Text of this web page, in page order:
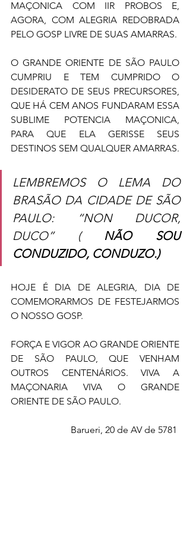
MAÇONICA COM IIR PROBOS E,
AGORA, COM ALEGRIA REDOBRADA
PELO GOSP LIVRE DE SUAS AMARRAS.
O GRANDE ORIENTE DE SÃO PAULO
CUMPRIU E TEM CUMPRIDO O
DESIDERATO DE SEUS PRECURSORES,
QUE HÁ CEM ANOS FUNDARAM ESSA
SUBLIME POTENCIA MAÇONICA,
PARA QUE ELA GERISSE SEUS
LEMBREMOS O LEMA DO
BRASÃO DA CIDADE DE SÃO
PAULO: “NON DUCOR,
DUCO” ( NÃO SOU
CONDUZIDO, CONDUZO.)
HOJE É DIA DE ALEGRIA, DIA DE
COMEMORARMOS DE FESTEJARMOS
O NOSSO GOSP.
FORÇA E VIGOR AO GRANDE ORIENTE
DE SÃO PAULO, QUE VENHAM
OUTROS CENTENÁRIOS. VIVA A
MAÇONARIA VIVA O GRANDE
ORIENTE DE SÃO PAULO.
Barueri, 20 de AV de 5781